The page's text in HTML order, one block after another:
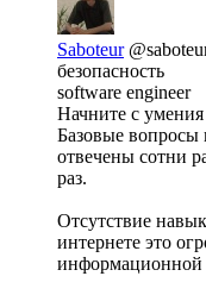
Saboteur
безопасность
software engineer
Начните с
Базовые
отвечены сотни
раз.
Отсутствие
интернете это
информационной